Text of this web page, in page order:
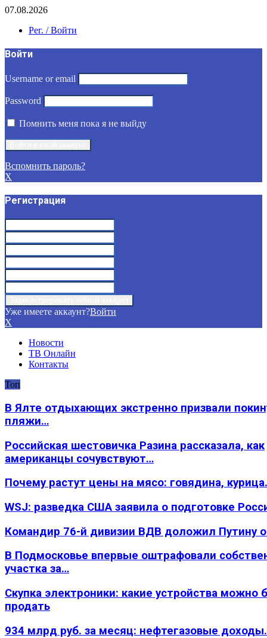
07.08.2026
Рег. / Войти
Войти
Username or email
Password
Помнить меня пока я не выйду
Вспомнить пароль?
X
Регистрация
Уже имеете аккаунт?Войти
X
Новости
ТВ Онлайн
Контакты
Топ
В Ялте отдыхающих экстренно призвали
пляжи…
Российская шестовичка Разина рассказала, как
американцы сочувствуют…
Почему растут цены на мясо: говядина,
WSJ: разведка США заявила о подготовке
Командир 76-й дивизии ВДВ доложил Путину
В Подмосковье впервые оштрафовали
участка за…
Скупка электроники: какие устройства можно
продать
934 млрд руб. за месяц: нефтегазовые